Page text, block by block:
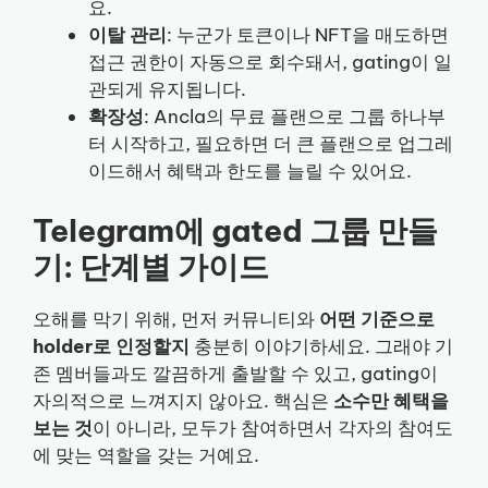
요.
이탈 관리: 누군가 토큰이나 NFT을 매도하면
접근 권한이 자동으로 회수돼서, gating이 일
관되게 유지됩니다.
확장성: Ancla의 무료 플랜으로 그룹 하나부
터 시작하고, 필요하면 더 큰 플랜으로 업그레
이드해서 혜택과 한도를 늘릴 수 있어요.
Telegram에 gated 그룹 만들
기: 단계별 가이드
오해를 막기 위해, 먼저 커뮤니티와 어떤 기준으로
holder로 인정할지 충분히 이야기하세요. 그래야 기
존 멤버들과도 깔끔하게 출발할 수 있고, gating이
자의적으로 느껴지지 않아요. 핵심은 소수만 혜택을
보는 것이 아니라, 모두가 참여하면서 각자의 참여도
에 맞는 역할을 갖는 거예요.